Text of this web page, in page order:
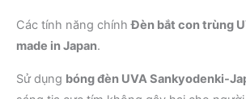
Các tính năng chínhĐèn bắt con trùng
made in Japan.
Sử dụng bóng đèn UVA Sankyodenki-